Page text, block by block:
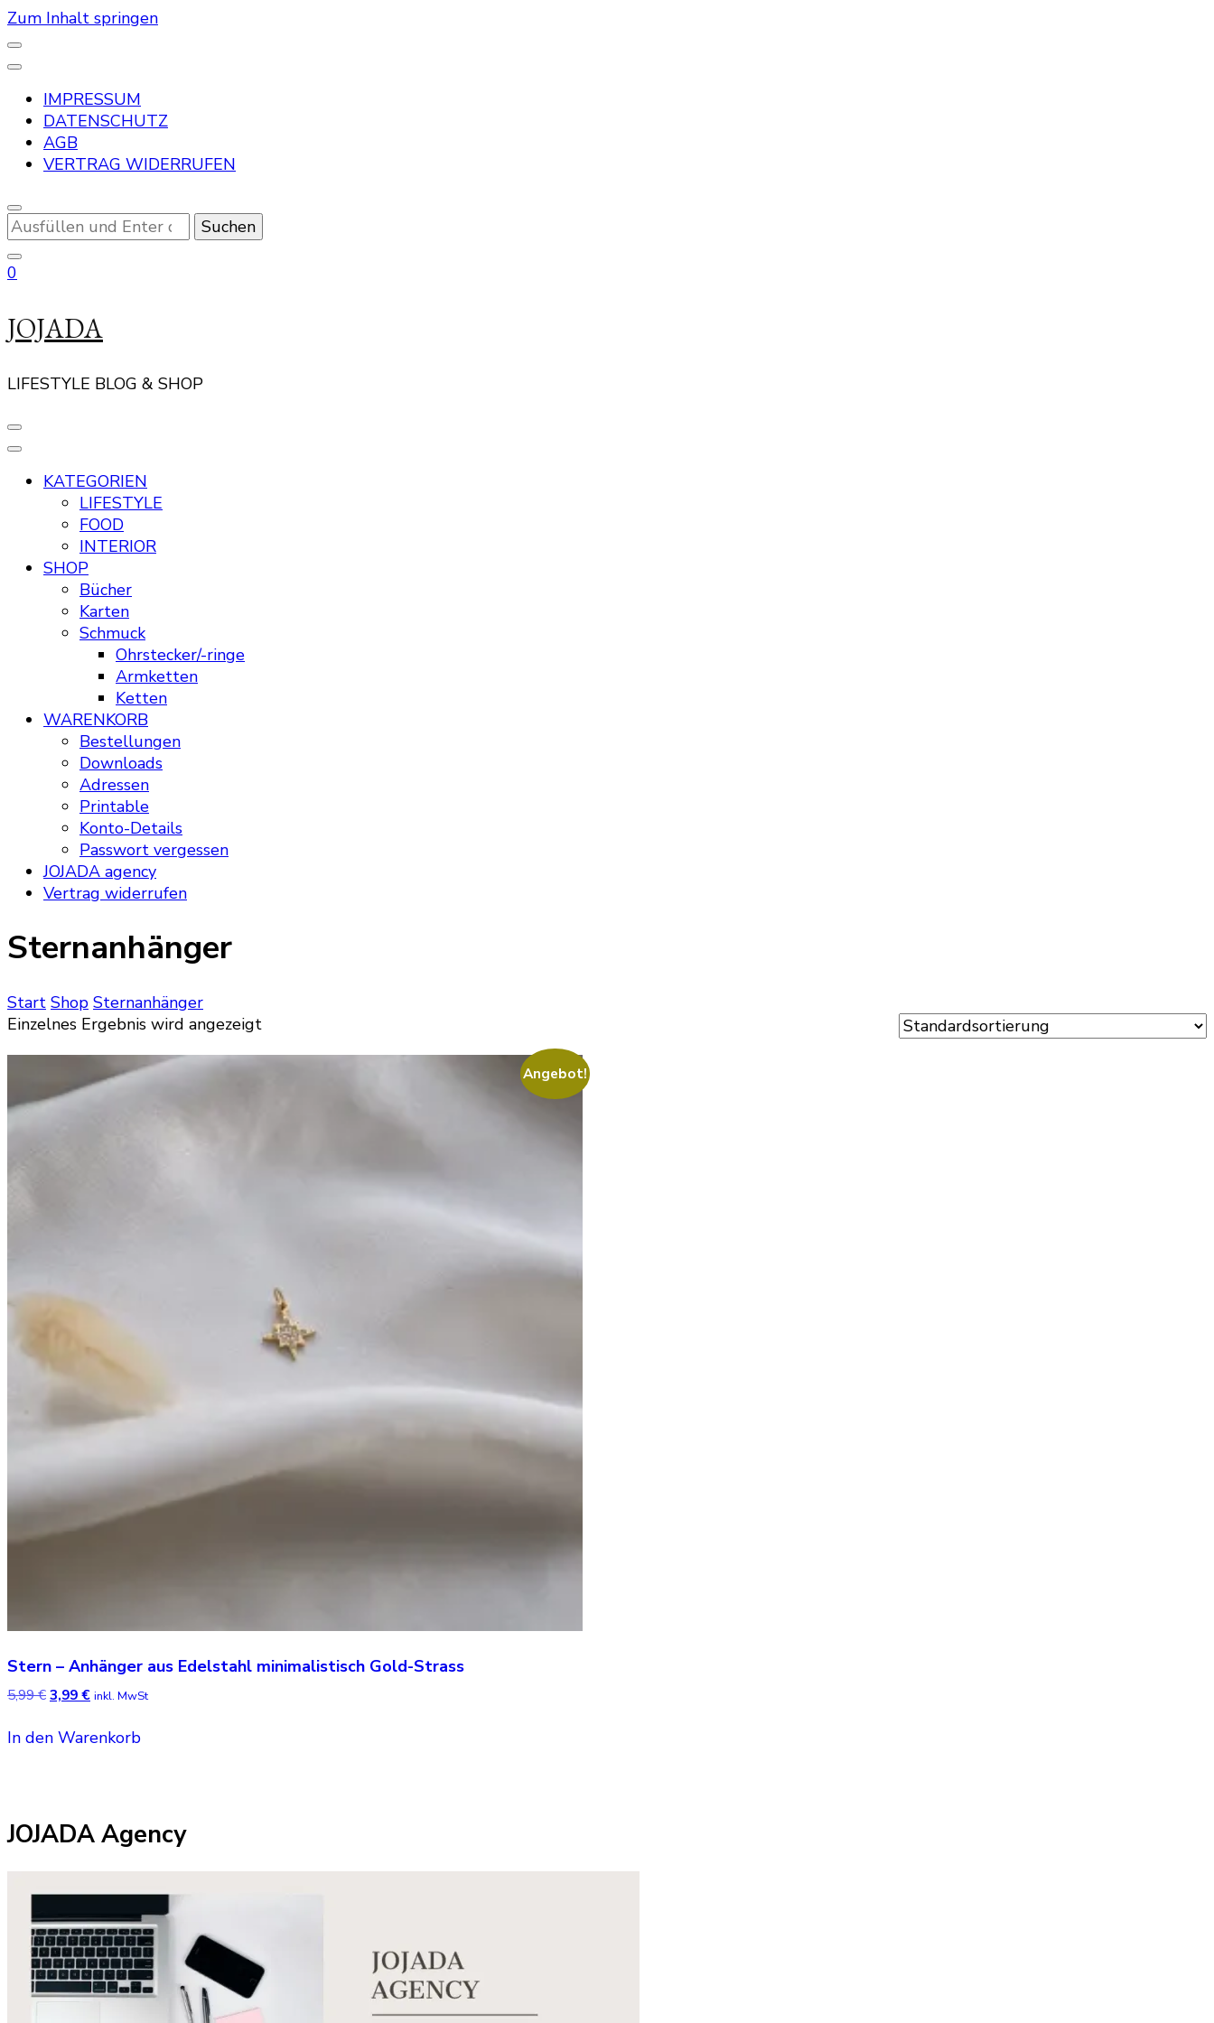
Zum Inhalt springen
IMPRESSUM
DATENSCHUTZ
AGB
VERTRAG WIDERRUFEN
Suchst
du
nach
0
JOJADA
LIFESTYLE BLOG & SHOP
KATEGORIEN
LIFESTYLE
FOOD
INTERIOR
SHOP
Bücher
Karten
Schmuck
Ohrstecker/-ringe
Armketten
Ketten
WARENKORB
Bestellungen
Downloads
Adressen
Printable
Konto-Details
Passwort vergessen
JOJADA agency
Vertrag widerrufen
Sternanhänger
Start Shop Sternanhänger
Einzelnes Ergebnis wird angezeigt
Angebot!
Stern – Anhänger aus Edelstahl minimalistisch Gold-Strass
5,99€Ursprünglicher
war:
3,99€Aktueller
ist:
inkl. MwSt
In den Warenkorb
JOJADA Agency